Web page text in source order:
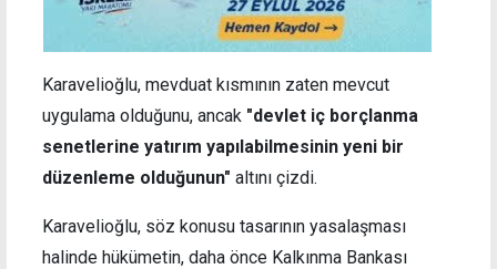
Karavelioğlu, mevduat kısmının zaten mevcut
uygulama olduğunu, ancak "devlet iç borçlanma
senetlerine yatırım yapılabilmesinin yeni bir
düzenleme olduğunun" altını çizdi.
Karavelioğlu, söz konusu tasarının yasalaşması
halinde hükümetin, daha önce Kalkınma Bankası